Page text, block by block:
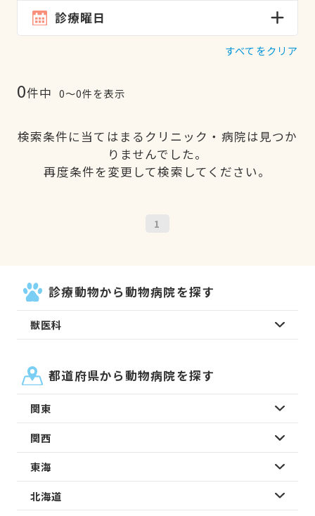
診療曜日
すべてをクリア
0件中 0〜0件を表示
検索条件に当てはまるクリニック・病院は見つか
りませんでした。
再度条件を変更して検索してください。
1
診療動物から動物病院を探す
獣医科
都道府県から動物病院を探す
関東
関西
東海
北海道